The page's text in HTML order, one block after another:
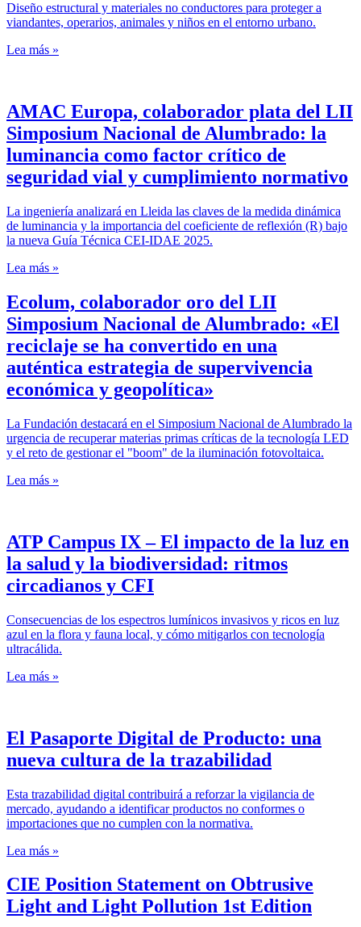
Diseño estructural y materiales no conductores para proteger a
viandantes, operarios, animales y niños en el entorno urbano.
Lea más »
AMAC Europa, colaborador plata del LII
Simposium Nacional de Alumbrado: la
luminancia como factor crítico de
seguridad vial y cumplimiento normativo
La ingeniería analizará en Lleida las claves de la medida dinámica
de luminancia y la importancia del coeficiente de reflexión (R) bajo
la nueva Guía Técnica CEI-IDAE 2025.
Lea más »
Ecolum, colaborador oro del LII
Simposium Nacional de Alumbrado: «El
reciclaje se ha convertido en una
auténtica estrategia de supervivencia
económica y geopolítica»
La Fundación destacará en el Simposium Nacional de Alumbrado la
urgencia de recuperar materias primas críticas de la tecnología LED
y el reto de gestionar el "boom" de la iluminación fotovoltaica.
Lea más »
ATP Campus IX – El impacto de la luz en
la salud y la biodiversidad: ritmos
circadianos y CFI
Consecuencias de los espectros lumínicos invasivos y ricos en luz
azul en la flora y fauna local, y cómo mitigarlos con tecnología
ultracálida.
Lea más »
El Pasaporte Digital de Producto: una
nueva cultura de la trazabilidad
Esta trazabilidad digital contribuirá a reforzar la vigilancia de
mercado, ayudando a identificar productos no conformes o
importaciones que no cumplen con la normativa.
Lea más »
CIE Position Statement on Obtrusive
Light and Light Pollution 1st Edition